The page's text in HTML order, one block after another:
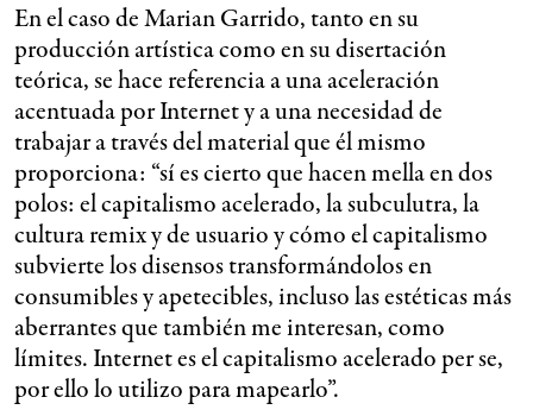
En el caso de Marian Garrido, tanto en su
producción artística como en su disertación
teórica, se hace referencia a una aceleración
acentuada por Internet y a una necesidad de
trabajar a través del material que él mismo
proporciona: “sí es cierto que hacen mella en dos
polos: el capitalismo acelerado, la subculutra, la
cultura remix y de usuario y cómo el capitalismo
subvierte los disensos transformándolos en
consumibles y apetecibles, incluso las estéticas más
aberrantes que también me interesan, como
límites. Internet es el capitalismo acelerado per se,
por ello lo utilizo para mapearlo”.